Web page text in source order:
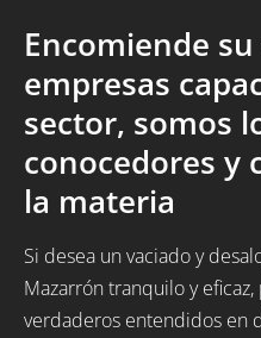
Encomiende
empresas
sector, somos
conocedores y
la materia
Si desea un vaciado y
Mazarrón tranquilo y
verdaderos entendidos en